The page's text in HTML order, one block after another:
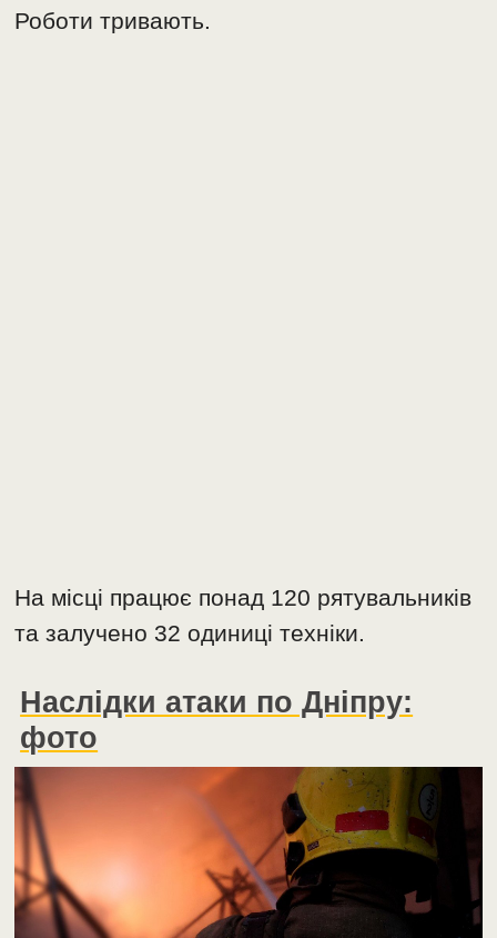
Роботи тривають.
На місці працює понад 120 рятувальників
та залучено 32 одиниці техніки.
Наслідки атаки по Дніпру:
фото